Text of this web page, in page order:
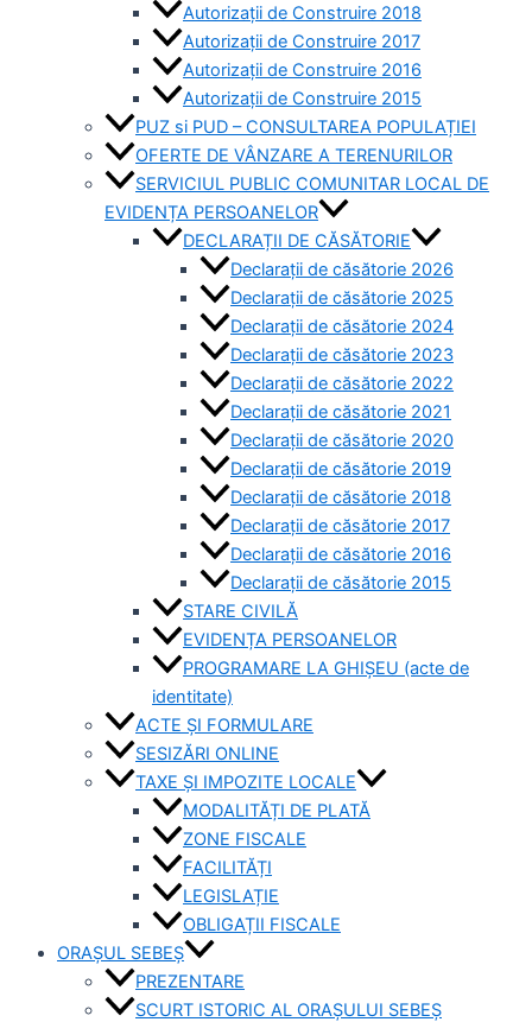
Autorizaţii de Construire 2018
Autorizaţii de Construire 2017
Autorizaţii de Construire 2016
Autorizaţii de Construire 2015
PUZ si PUD – CONSULTAREA POPULAȚIEI
OFERTE DE VÂNZARE A TERENURILOR
SERVICIUL PUBLIC COMUNITAR LOCAL DE
EVIDENȚA PERSOANELOR
DECLARAȚII DE CĂSĂTORIE
Declarații de căsătorie 2026
Declarații de căsătorie 2025
Declarații de căsătorie 2024
Declarații de căsătorie 2023
Declarații de căsătorie 2022
Declarații de căsătorie 2021
Declarații de căsătorie 2020
Declarații de căsătorie 2019
Declarații de căsătorie 2018
Declarații de căsătorie 2017
Declarații de căsătorie 2016
Declarații de căsătorie 2015
STARE CIVILĂ
EVIDENȚA PERSOANELOR
PROGRAMARE LA GHIȘEU (acte de
identitate)
ACTE ȘI FORMULARE
SESIZĂRI ONLINE
TAXE ȘI IMPOZITE LOCALE
MODALITĂȚI DE PLATĂ
ZONE FISCALE
FACILITĂȚI
LEGISLAȚIE
OBLIGAȚII FISCALE
ORAȘUL SEBEȘ
PREZENTARE
SCURT ISTORIC AL ORAȘULUI SEBEȘ